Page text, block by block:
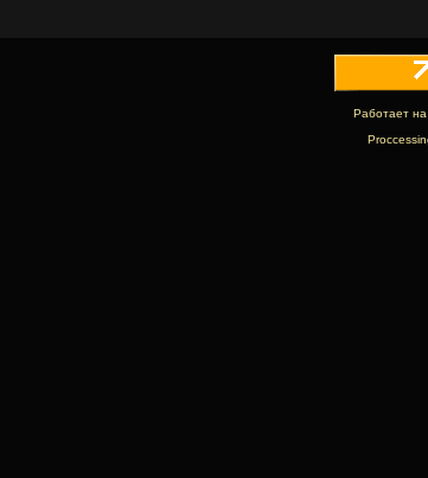
Работает